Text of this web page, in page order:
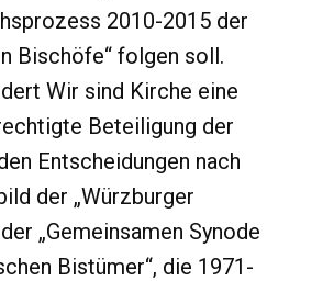
2010-2015 der
Bischöfe“ folgen soll.
Wir sind Kirche eine
Beteiligung der
Entscheidungen nach
der „Würzburger
„Gemeinsamen Synode
Bistümer“, die 1971-